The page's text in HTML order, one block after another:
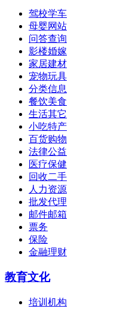
驾校学车
母婴网站
问答查询
影楼婚嫁
家居建材
宠物玩具
分类信息
餐饮美食
生活其它
小吃特产
百货购物
法律公益
医疗保健
回收二手
人力资源
批发代理
邮件邮箱
票务
保险
金融理财
教育文化
培训机构